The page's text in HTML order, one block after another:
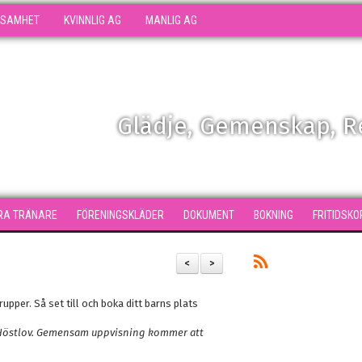
KVINNLIG AG MANLIG AG
Glädje, Gemenskap,
TRÄNARE FÖRENINGSKLÄDER DOKUMENT BOKNING
>
<
Så set till och boka ditt barns plats
Gemensam uppvisning kommer att